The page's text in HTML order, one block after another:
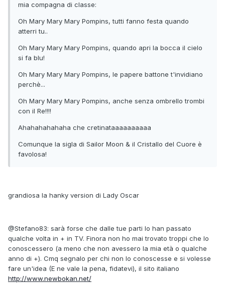
mia compagna di classe:
Oh Mary Mary Mary Pompins, tutti fanno festa quando
atterri tu..
Oh Mary Mary Mary Pompins, quando apri la bocca il cielo
si fa blu!
Oh Mary Mary Mary Pompins, le papere battone t'invidiano
perchè...
Oh Mary Mary Mary Pompins, anche senza ombrello trombi
con il Re!!!!
Ahahahahahaha che cretinataaaaaaaaaa
Comunque la sigla di Sailor Moon & il Cristallo del Cuore è
favolosa!
grandiosa la hanky version di Lady Oscar
@Stefano83: sarà forse che dalle tue parti lo han passato
qualche volta in + in TV. Finora non ho mai trovato troppi che lo
conoscessero (a meno che non avessero la mia età o qualche
anno di +). Cmq segnalo per chi non lo conoscesse e si volesse
fare un'idea (E ne vale la pena, fidatevi), il sito italiano
http://www.newbokan.net/